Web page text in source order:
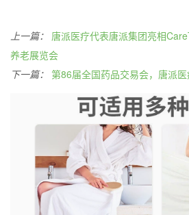
上一篇： 唐派医疗代表唐派集团亮相
养老展览会
下一篇： 第86届全国药品交易会，唐派医